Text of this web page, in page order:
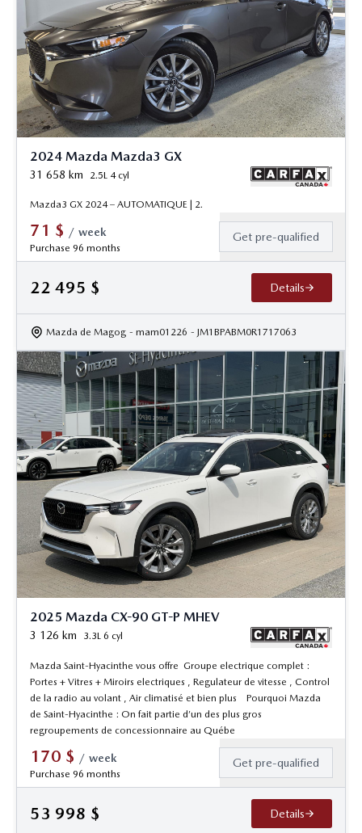
2024 Mazda Mazda3 GX
31 658 km 2.5L 4 cyl
Mazda3 GX 2024 – AUTOMATIQUE | 2.
71 $ / week
Purchase 96 months
Get pre-qualified
22 495 $ Details
Mazda de Magog - mam01226 - JM1BPABM0R1717063
2025 Mazda CX-90 GT-P MHEV
3 126 km 3.3L 6 cyl
Mazda Saint-Hyacinthe vous offre Groupe electrique complet :
Portes + Vitres + Miroirs electriques , Regulateur de vitesse , Control
de la radio au volant , Air climatisé et bien plus Pourquoi Mazda
de Saint-Hyacinthe : On fait partie d’un des plus gros
regroupements de concessionnaire au Québe
170 $ / week
Purchase 96 months
Get pre-qualified
53 998 $ Details